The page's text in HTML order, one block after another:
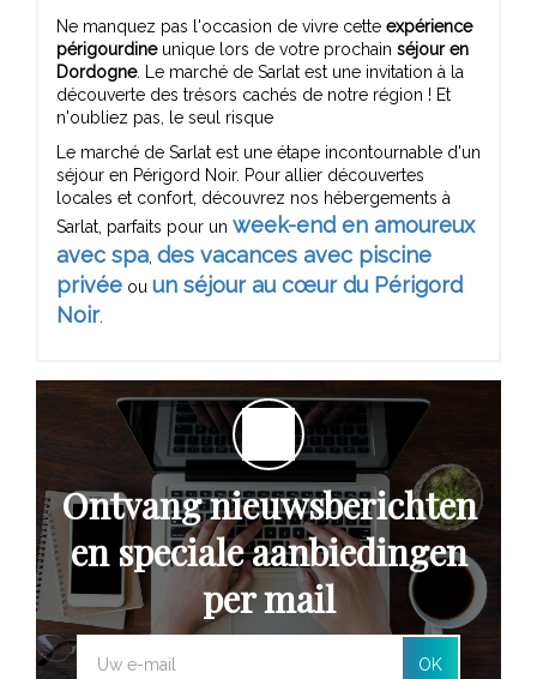
Ne manquez pas l'occasion de vivre cette expérience
périgourdineunique lors de votre prochain séjour en
Dordogne. Le marché de Sarlat est une invitation à la
découverte des trésors cachés de notre région ! Et
n'oubliez pas, le seul risque
Le marché de Sarlat est une étape incontournable d'un
séjour en Périgord Noir. Pour allier découvertes
locales et confort, découvrez nos hébergements à
Sarlat, parfaits pour un week-end en amoureux
avec spa des vacances avec piscine
privée ou un séjour au cœur du Périgord
Noir.
Ontvang nieuwsberichten
en speciale aanbiedingen
per mail
OK